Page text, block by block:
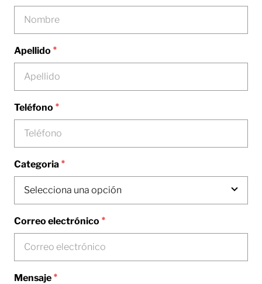
Apellido *
Teléfono *
Categoria *
Correo electrónico *
Mensaje *